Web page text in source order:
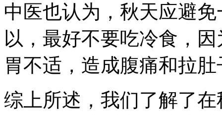
中医也认为，秋天应避
以，最好不要吃冷食，
胃不适，造成腹痛和拉
综上所述，我们了解了